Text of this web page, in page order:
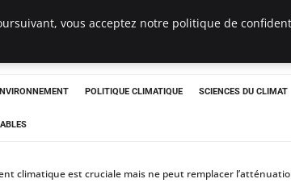
POLITIQUE CLIMATIQUE SCIENCES DU CLIMAT
climatique est cruciale mais ne peut remplacer
vous acceptez notre politique de